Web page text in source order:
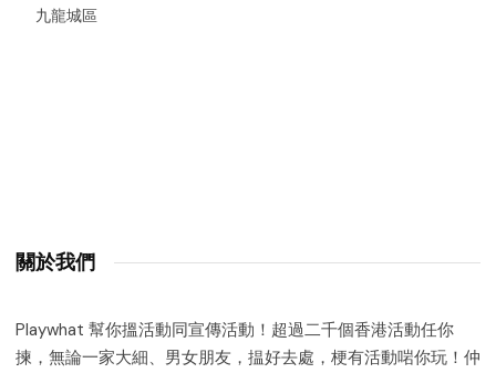
九龍城區
關於我們
Playwhat 幫你搵活動同宣傳活動！超過二千個香港活動任你
揀，無論一家大細、男女朋友，揾好去處，梗有活動啱你玩！仲